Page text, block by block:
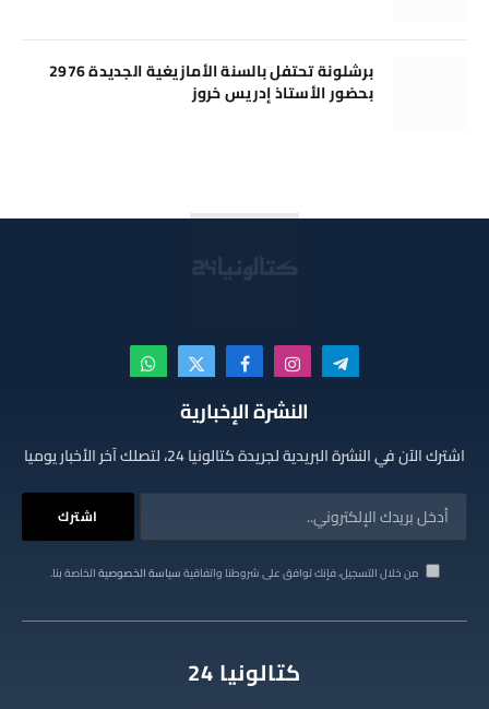
برشلونة تحتفل بالسنة الأمازيغية الجديدة 2976
بحضور الأستاذ إدريس خروز
تيلقرام الانستغرامفيسبوكX
(Twitter)
واتساب
النشرة الإخبارية
اشترك الآن في النشرة البريدية لجريدة كتالونيا 24، لتصلك آخر الأخبار يوميا
من خلال التسجيل، فإنك توافق على شروطنا واتفاقيةسياسة الخصوصيةالخاصة بنا.
كتالونيا 24